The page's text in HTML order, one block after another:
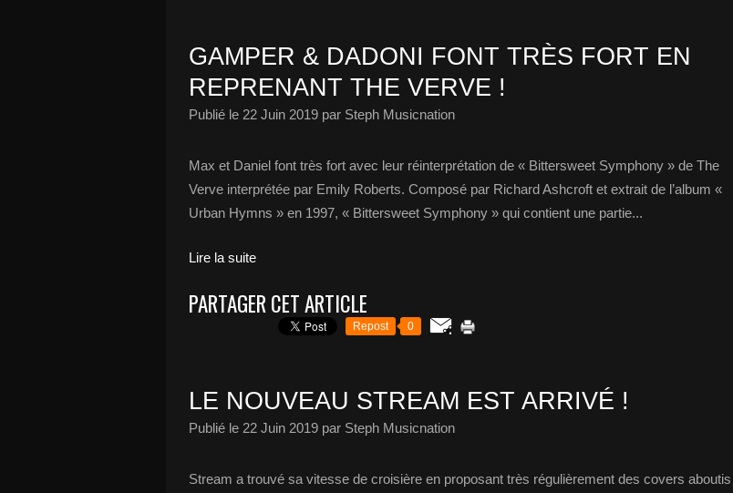
GAMPER & DADONI FONT TRÈS FORT EN
REPRENANT THE VERVE !
Publié le 22 Juin 2019 par Steph Musicnation
Max et Daniel font très fort avec leur réinterprétation de « Bittersweet Symphony » de The
Verve interprétée par Emily Roberts. Composé par Richard Ashcroft et extrait de l’album «
Urban Hymns » en 1997, « Bittersweet Symphony » qui contient une partie...
Lire la suite
PARTAGER CET ARTICLE
Repost 0
LE NOUVEAU STREAM EST ARRIVÉ !
Publié le 22 Juin 2019 par Steph Musicnation
Stream a trouvé sa vitesse de croisière en proposant très régulièrement des covers aboutis